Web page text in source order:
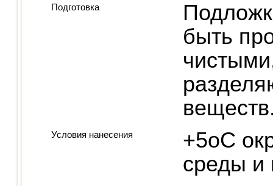
Подготовка
быть
Условия нанесения
+5оС
среды и